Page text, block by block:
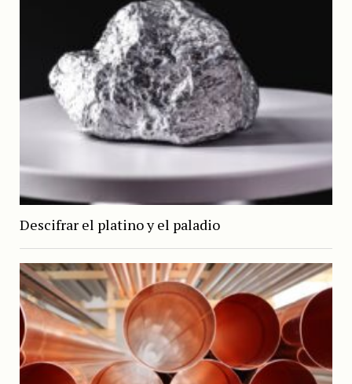
Descifrar el platino y el paladio